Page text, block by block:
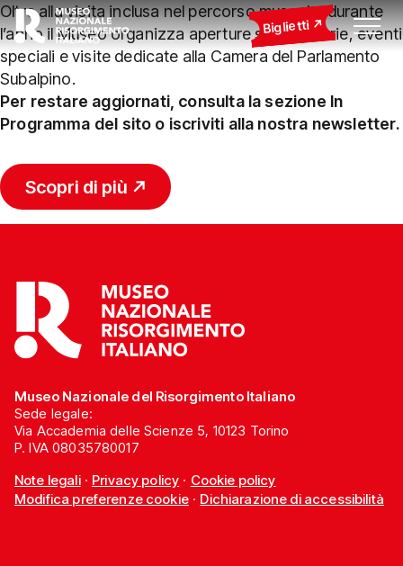
Biglietti
Oltre alla visita inclusa nel percorso museale, durante
l’anno il Museo organizza aperture straordinarie, eventi
speciali e visite dedicate alla Camera del Parlamento
Subalpino.
Per restare aggiornati, consulta la sezione In
Programma del sito o iscriviti alla nostra newsletter.
Scopri di più
Museo Nazionale del Risorgimento Italiano
Sede legale:
Via Accademia delle Scienze 5, 10123 Torino
P. IVA 08035780017
Note legali· Privacy policy · Cookie policy
Modifica preferenze cookie· Dichiarazione di accessibilità